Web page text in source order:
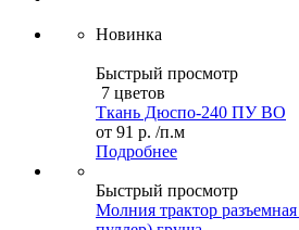
Новинка
Быстрый просмотр
7 цветов
Ткань Дюспо-240 ПУ ВО
от 91 р. /п.м
Подробнее
Быстрый просмотр
Молния трактор